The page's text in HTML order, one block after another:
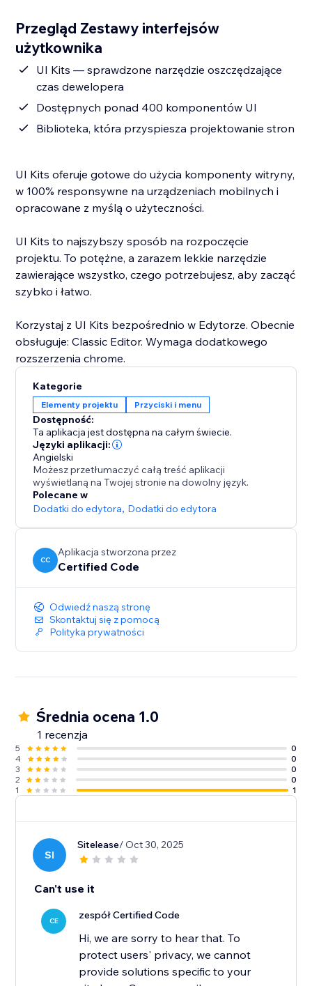
Przegląd Zestawy interfejsów
użytkownika
UI Kits — sprawdzone narzędzie oszczędzające
czas dewelopera
Dostępnych ponad 400 komponentów UI
Biblioteka, która przyspiesza projektowanie stron
UI Kits oferuje gotowe do użycia komponenty witryny,
w 100% responsywne na urządzeniach mobilnych i
opracowane z myślą o użyteczności.
UI Kits to najszybszy sposób na rozpoczęcie
projektu. To potężne, a zarazem lekkie narzędzie
zawierające wszystko, czego potrzebujesz, aby zacząć
szybko i łatwo.
Korzystaj z UI Kits bezpośrednio w Edytorze. Obecnie
obsługuje: Classic Editor. Wymaga dodatkowego
rozszerzenia chrome.
Kategorie
Elementy projektu Przyciski i menu
Dostępność:
Ta aplikacja jest dostępna na całym świecie.
Języki aplikacji:
Angielski
Możesz przetłumaczyć całą treść aplikacji
wyświetlaną na Twojej stronie na dowolny język.
Polecane w
Dodatki do edytora, Dodatki do edytora
CC
Aplikacja stworzona przez
Certified Code
Odwiedź naszą stronę
Skontaktuj się z pomocą
Polityka prywatności
Średnia ocena 1.0
1 recenzja
5
0
4
0
3
0
2
0
1
1
SI
Sitelease/ Oct 30, 2025
Can't use it
CE zespół Certified Code
Hi, we are sorry to hear that. To
protect users' privacy, we cannot
provide solutions specific to your